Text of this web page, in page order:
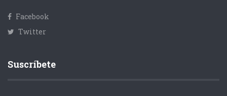
Facebook
Twitter
Suscríbete